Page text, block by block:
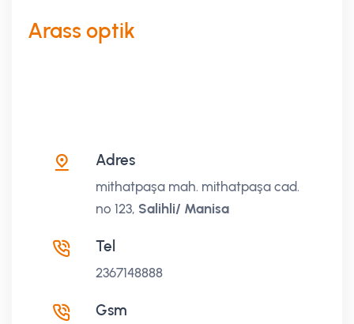
Arass optik
Adres
mithatpaşa mah. mithatpaşa cad.
no 123, Salihli/ Manisa
Tel
2367148888
Gsm